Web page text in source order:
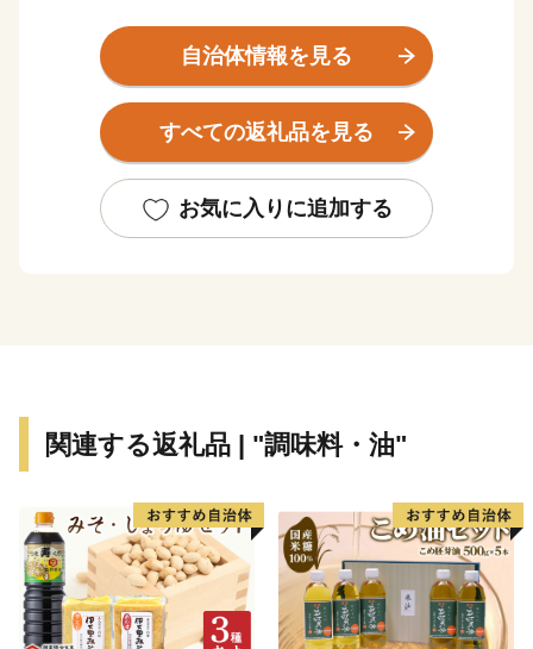
として知られ、世界中から多くの人が訪れており、市内
中心部にある平和記念公園の原爆死没者慰霊碑などで
は、手を合わせ祈る人や、献花が絶えることはありませ
く全国に知られるご当地グルメになっています。
また、広島東洋カープやサンフレッチェ広島など、広島
自治体情報を見る
すべての返礼品を見る
お気に入りに追加する
関連する返礼品 | "調味料・油"